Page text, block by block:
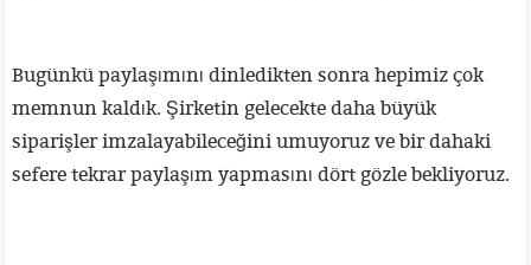
Bugünkü paylaşımını dinledikten sonra hepimiz çok
memnun kaldık. Şirketin gelecekte daha büyük
siparişler imzalayabileceğini umuyoruz ve bir dahaki
sefere tekrar paylaşım yapmasını dört gözle bekliyoruz.